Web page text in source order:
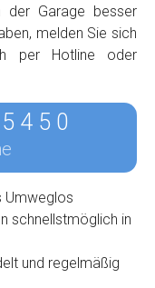
der Garage besser
melden Sie sich
per Hotline oder
4 5 0
Umweglos
schnellstmöglich in
und regelmäßig